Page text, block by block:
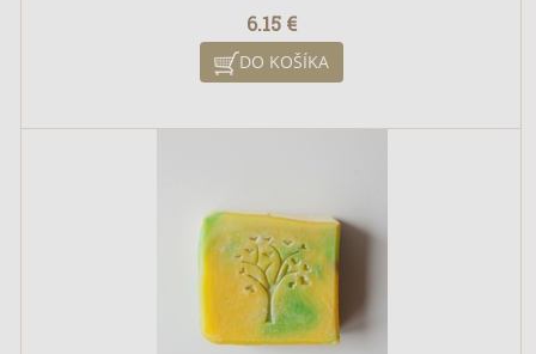
starnutiu
6.15 €
DO KOŠÍKA